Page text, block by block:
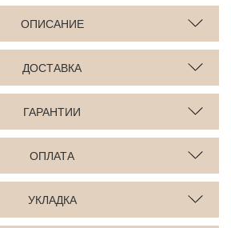
ОПИСАНИЕ
ДОСТАВКА
ГАРАНТИИ
ОПЛАТА
УКЛАДКА